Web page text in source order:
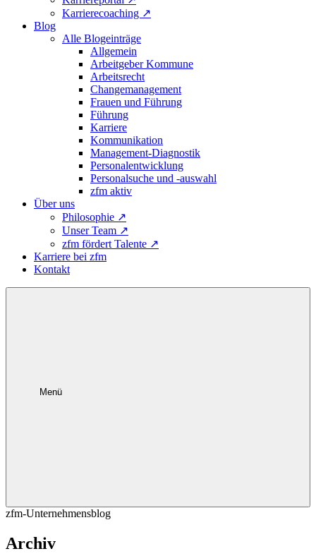
Karrierecoaching ↗
Blog
Alle Blogeinträge
Allgemein
Arbeitgeber Kommune
Arbeitsrecht
Changemanagement
Frauen und Führung
Führung
Karriere
Kommunikation
Management-Diagnostik
Personalentwicklung
Personalsuche und -auswahl
zfm aktiv
Über uns
Philosophie ↗
Unser Team ↗
zfm fördert Talente ↗
Karriere bei zfm
Kontakt
Menü
zfm-Unternehmensblog
Archiv